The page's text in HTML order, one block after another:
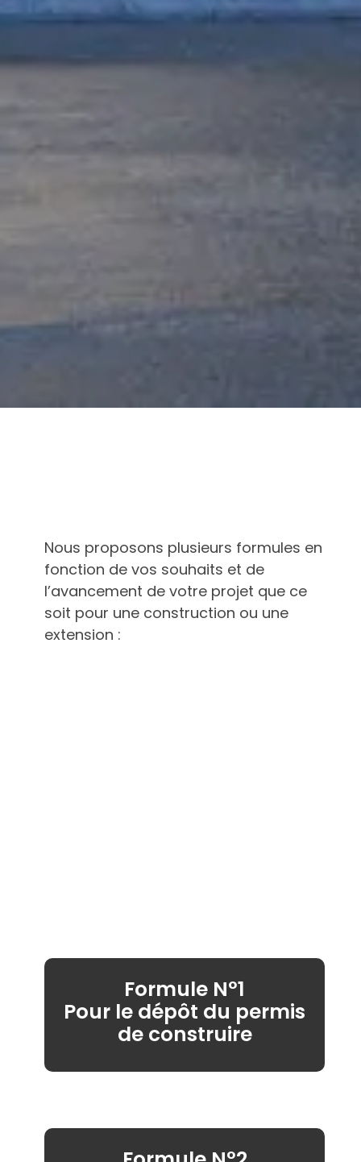
Nous proposons plusieurs formules en
fonction de vos souhaits et de
l’avancement de votre projet que ce
soit pour une construction ou une
extension :
Formule N°1
Pour le dépôt du permis
de construire